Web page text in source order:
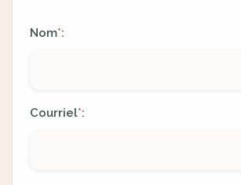
Nom*:
Courriel*: